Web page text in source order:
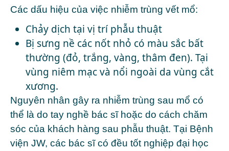
Các dấu hiệu của việc nhiễm trùng vết mổ:
Chảy dịch tại vị trí phẫu thuật
Bị sưng nề các nốt nhỏ có màu sắc bất
thường (đỏ, trắng, vàng, thâm đen). Tại
vùng niêm mạc và nổi ngoài da vùng cắt
xương.
Nguyên nhân gây ra nhiễm trùng sau mổ có
thể là do tay nghề bác sĩ hoặc do cách chăm
sóc của khách hàng sau phẫu thuật. Tại Bệnh
viện JW, các bác sĩ có đều tốt nghiệp đại học